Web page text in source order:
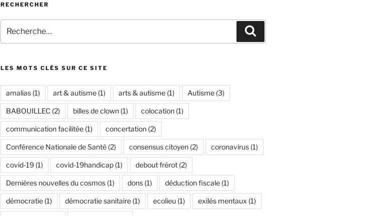
RECHERCHER
pour
:
LES MOTS CLÉS SUR CE SITE
amalias(1) art & autisme(1) arts & autisme(1) Autisme(3)
BABOUILLEC (2) billes de clown(1) colocation(1)
communication facilitée(1) concertation(2)
Conférence Nationale de Santé(2) consensus citoyen(2) coronavirus(1)
covid-19(1) covid-19handicap(1) debout frérot(2)
Dernières nouvelles du cosmos(1) dons(1) déduction fiscale(1)
démocratie(1) démocratie sanitaire(1) ecolieu (1) exilés mentaux (1)